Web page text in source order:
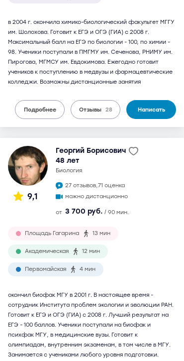
в 2004 г. окончила химико-биологический факультет МГГУ
им. Шолохова. Готовит к ЕГЭ и ОГЭ (ГИА) с 2008 г.
Максимальный балл на ЕГЭ по биологии - 100, по химии -
98. Ученики поступали в ПМГМУ им. Сеченова, РНИМУ им.
Пирогова, МГМСУ им. Евдокимова. Ежегодно готовит
учеников к поступлению в медвузы и фармацевтические
колледжи. Возможны дистанционные занятия
Подробнее Отзывы 28 Написать
9,1
Георгий Борисович
48 лет
биология
27 отзывов,71 оценка
можно дистанционно
от 3 700 руб. / 90 мин.
Площадь Гагарина 13 мин
Академическая 12 мин
Первомайская 4 мин
окончил биофак МГУ в 2001 г. В настоящее время -
сотрудник Института проблем экологии и эволюции РАН.
Готовит к ЕГЭ и ОГЭ (ГИА) с 2008 г. Лучший результат на
ЕГЭ - 100 баллов. Ученики поступали на биофак и
психфак МГУ, в медицинские вузы. Готовит к
олимпиадам, внутренним экзаменам, в том числе в МГУ.
Занимается с учениками любого уровня подготовки.